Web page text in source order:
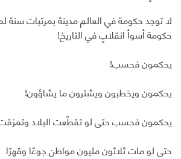
لا توجد حكومة في العالم مدينة بمرتبات سنة
حكومة أسوأ انقلابٍ في التاريخ!
يحكمون فحسب!
يحكمون ويخطبون ويشترون ما يشاؤون!
يحكمون فحسب حتى لو تقطّعت البلاد
حتى لو مات ثلاثون مليون مواطن جوعًا وقهرًا